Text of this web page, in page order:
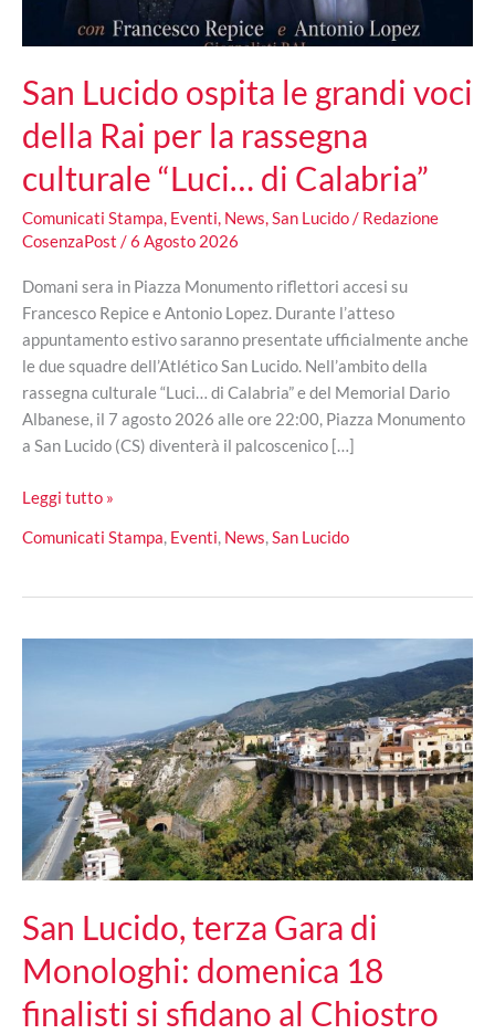
San Lucido ospita le grandi voci
della Rai per la rassegna
culturale “Luci… di Calabria”
Comunicati Stampa, Eventi, News,San Lucido/ Redazione
CosenzaPost /6 Agosto 2026
Domani sera in Piazza Monumento riflettori accesi su
Francesco Repice e Antonio Lopez. Durante l’atteso
appuntamento estivo saranno presentate ufficialmente anche
le due squadre dell’Atlético San Lucido. Nell’ambito della
rassegna culturale “Luci… di Calabria” e del Memorial Dario
Albanese, il 7 agosto 2026 alle ore 22:00, Piazza Monumento
a San Lucido (CS) diventerà il palcoscenico […]
San
ospita
grandi
rassegna
culturale
“Luci…
Calabria”
Leggi tutto »
Comunicati Stampa, Eventi, News,San Lucido
San Lucido, terza Gara di
Monologhi: domenica 18
finalisti si sfidano al Chiostro